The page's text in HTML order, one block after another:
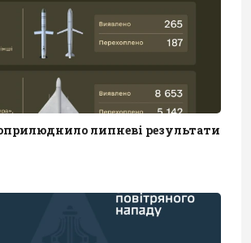
липневі результати